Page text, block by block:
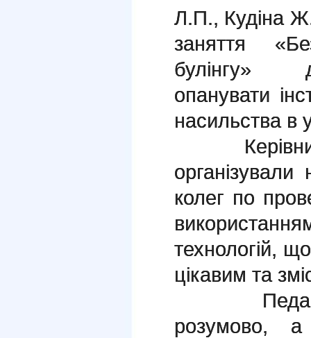
Л.П., Кудіна
заняття
булінгу»
опанувати
насильства в
Керівники
колег по
технологій,
цікавим та
розумово,